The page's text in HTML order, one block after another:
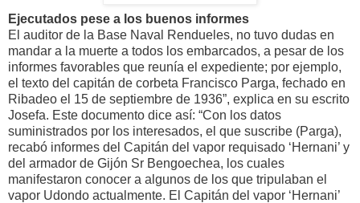
Ejecutados pese a los buenos informes
El auditor de la Base Naval Rendueles, no tuvo dudas en
mandar a la muerte a todos los embarcados, a pesar de los
informes favorables que reunía el expediente; por ejemplo,
el texto del capitán de corbeta Francisco Parga, fechado en
Ribadeo el 15 de septiembre de 1936”, explica en su escrito
Josefa. Este documento dice así: “Con los datos
suministrados por los interesados, el que suscribe (Parga),
recabó informes del Capitán del vapor requisado ‘Hernani’ y
del armador de Gijón Sr Bengoechea, los cuales
manifestaron conocer a algunos de los que tripulaban el
vapor Udondo actualmente. El Capitán del vapor ‘Hernani’